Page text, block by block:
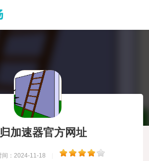
加速器官方网址
间：2024-11-18